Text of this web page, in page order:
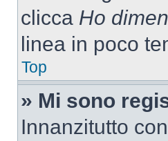
clicca Ho
linea in poco
Top
» Mi sono
Innanzitutto